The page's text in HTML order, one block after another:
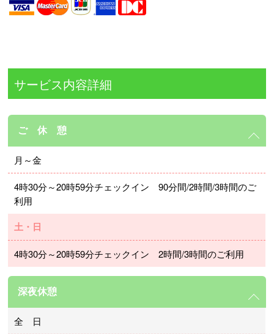
サービス内容詳細
ご 休 憩
月～金
4時30分～20時59分チェックイン 90分間/2時間/3時間のご
利用
土・日
4時30分～20時59分チェックイン 2時間/3時間のご利用
深夜休憩
全 日